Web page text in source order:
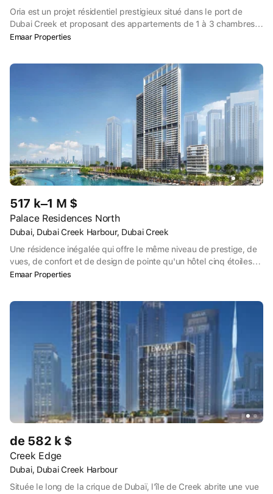
Oria est un projet résidentiel prestigieux situé dans le port de
Dubai Creek et proposant des appartements de 1 à 3 chambres à
coucher. Le complexe résidentiel offre un style de vie luxueux
cherchent à combiner vie moderne et élégance au bord de l'eau.
Emaar Properties
517 k–1 M $
Palace Residences North
Dubai, Dubai Creek Harbour, Dubai Creek
Une résidence inégalée qui offre le même niveau de prestige, de
vues, de confort et de design de pointe qu'un hôtel cinq étoiles
de renommée mondiale. Bienvenue aux Palace Residences North.
de vie d'un accès direct à un ensemble de commodités 5 étoiles.
Qu'il s'agisse d'un usage personnel ou d'un investissement, les
Palace Residences - North offrent une combinaison équilibrée
entre un style de vie luxueux et un excellent rapport qualité-prix.
Emaar Properties
de 582 k $
Creek Edge
Dubai, Dubai Creek Harbour
Située le long de la crique de Dubaï, l'île de Creek abrite une vue